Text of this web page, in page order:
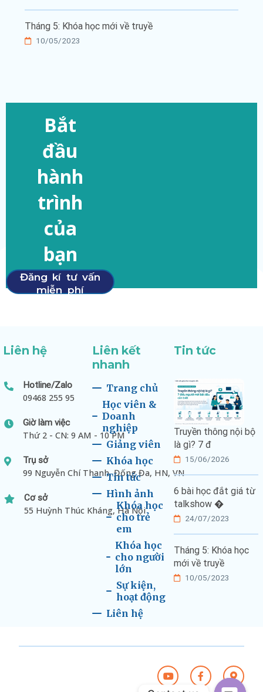
Tháng 5: Khóa học mới về truyề
10/05/2023
Bắt
đầu
hành
trình
của
bạn
Đăng kí tư vấn
miễn phí
Liên hệ
Hotline/Zalo
09468 255 95
Giờ làm việc
Thứ 2 - CN: 9 AM - 10 PM
Trụ sở
99 Nguyễn Chí Thanh, Đống Đa, HN, VN
Cơ sở
55 Huỳnh Thúc Kháng, Hà Nội
Liên kết
nhanh
Trang chủ
Học viên &
Doanh
nghiệp
Giảng viên
Khóa học
Tin tức
Hình ảnh
Khóa học
cho trẻ
em
Khóa học
cho người
lớn
Sự kiện,
hoạt động
Liên hệ
Tin tức
Truyền thông nội bộ
là gì? 7 đ
15/06/2026
6 bài học đắt giá từ
talkshow �
24/07/2023
Tháng 5: Khóa học
mới về truyề
10/05/2023